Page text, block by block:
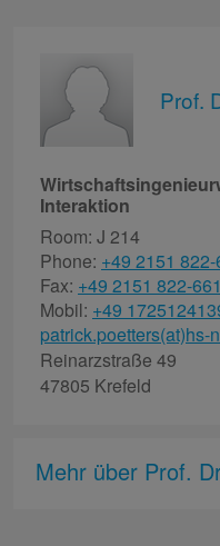
Prof.
Interaktion
Room: J 214
Phone: +49 2151
Fax: +49 2151 822-
Mobil: +49
patrick.poetters(at)hs-
Reinarzstraße 49
47805 Krefeld
Mehr über Prof.